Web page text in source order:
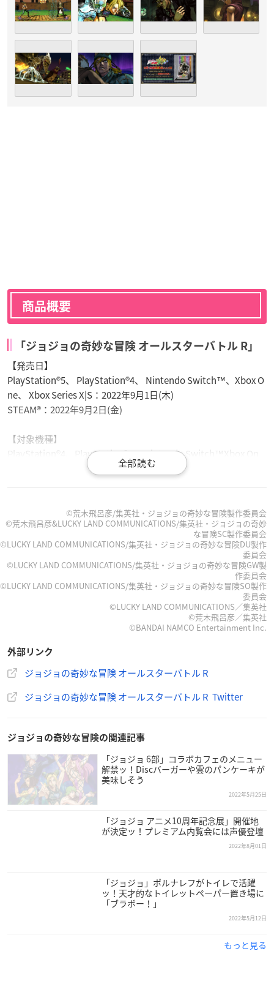
商品概要
「ジョジョの奇妙な冒険 オールスターバトル R」
【発売日】
PlayStation®5、 PlayStation®4、 Nintendo Switch™、Xbox O
ne、 Xbox Series X|S：2022年9月1日(木)
STEAM®：2022年9月2日(金)
【対象機種】
PlayStation®4、PlayStation®5、 Nintendo Switch™Xbox On
e、Xbox Series X|S、STEAM®
【希望小売価格】
【ジャンル】
B
©荒木飛呂彦/集英社・ジョジョの奇妙な冒険製作委員会
©荒木飛呂彦&LUCKY LAND COMMUNICATIONS/集英社・ジョジョの奇妙
な冒険SC製作委員会
©LUCKY LAND COMMUNICATIONS/集英社・ジョジョの奇妙な冒険DU製作
委員会
©LUCKY LAND COMMUNICATIONS/集英社・ジョジョの奇妙な冒険GW製
作委員会
©LUCKY LAND COMMUNICATIONS/集英社・ジョジョの奇妙な冒険SO製作
委員会
©LUCKY LAND COMMUNICATIONS／集英社
©荒木飛呂彦／集英社
©BANDAI NAMCO Entertainment Inc.
外部リンク
ジョジョの奇妙な冒険 オールスターバトル R
ジョジョの奇妙な冒険 オールスターバトル R Twitter
ジョジョの奇妙な冒険の関連記事
「ジョジョ 6部」コラボカフェのメニュー
解禁ッ！Discバーガーや雲のパンケーキが
美味しそう
2022年5月25日
「ジョジョ アニメ10周年記念展」開催地
が決定ッ！プレミアム内覧会には声優登壇
2022年8月01日
「ジョジョ」ポルナレフがトイレで活躍
ッ！天才的なトイレットペーパー置き場に
「ブラボー！」
2022年5月12日
もっと見る